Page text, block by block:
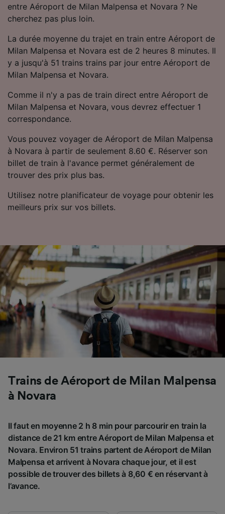
entre Aéroport de Milan Malpensa et Novara ? Ne
cherchez pas plus loin.
La durée moyenne du trajet en train entre Aéroport de
Milan Malpensa et Novara est de 2 heures 8 minutes. Il
y a jusqu'à 51 trains trains par jour entre Aéroport de
Milan Malpensa et Novara.
Comme il n'y a pas de train direct entre Aéroport de
Milan Malpensa et Novara, vous devrez effectuer 1
correspondance.
Vous pouvez voyager de Aéroport de Milan Malpensa
à Novara à partir de seulement 8.60 €. Réserver son
billet de train à l'avance permet généralement de
trouver des prix plus bas.
Utilisez notre planificateur de voyage pour obtenir les
meilleurs prix sur vos billets.
Trains de Aéroport de Milan Malpensa
à Novara
Il faut en moyenne 2 h 8 min pour parcourir en train la
distance de 21 km entre Aéroport de Milan Malpensa et
Novara. Environ 51 trains partent de Aéroport de Milan
Malpensa et arrivent à Novara chaque jour, et il est
possible de trouver des billets à 8,60 € en réservant à
l’avance.
Utiliser des données de géolocalisation
précises. Analyser activement les
l’identification. Stocker et/ou accéder à des
informations sur un appareil. Publicités et
contenu personnalisés, mesure de
performance des publicités et du contenu,
études d’audience et développement de
Liste de nos partenaires (fournisseurs)